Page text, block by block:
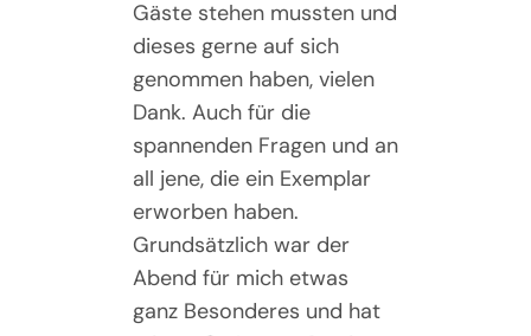
Gäste stehen mussten und
dieses gerne auf sich
genommen haben, vielen
Dank. Auch für die
spannenden Fragen und an
all jene, die ein Exemplar
erworben haben.
Grundsätzlich war der
Abend für mich etwas
ganz Besonderes und hat